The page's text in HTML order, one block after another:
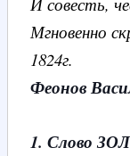
Мгновенно
1824г.
Феонов
1. Слово